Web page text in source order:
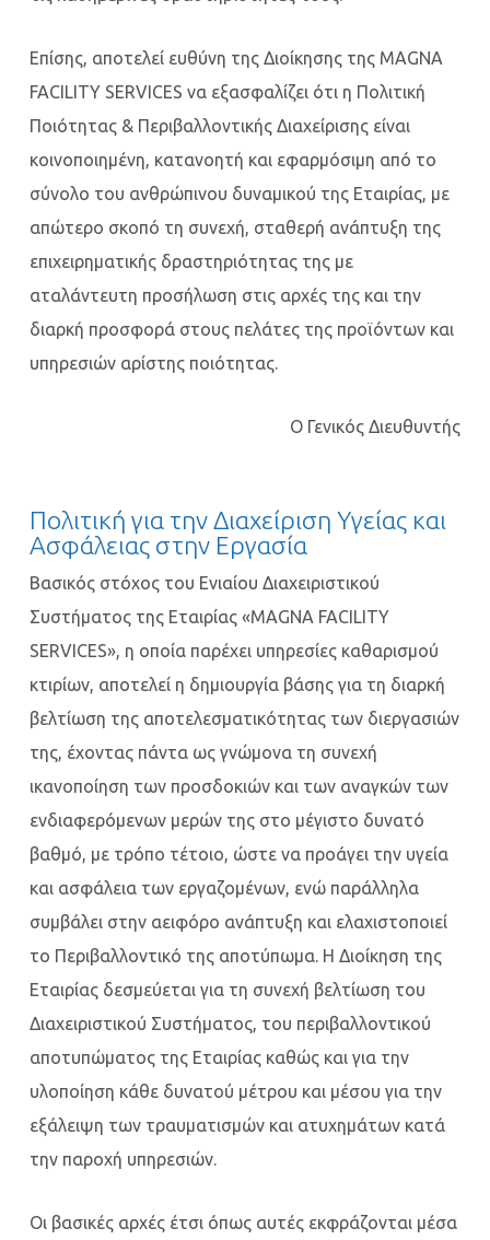
Επίσης, αποτελεί ευθύνη της Διοίκησης της MAGNA
FACILITY SERVICES να εξασφαλίζει ότι η Πολιτική
Ποιότητας & Περιβαλλοντικής Διαχείρισης είναι
κοινοποιημένη, κατανοητή και εφαρμόσιμη από το
σύνολο του ανθρώπινου δυναμικού της Εταιρίας, με
απώτερο σκοπό τη συνεχή, σταθερή ανάπτυξη της
επιχειρηματικής δραστηριότητας της με
αταλάντευτη προσήλωση στις αρχές της και την
διαρκή προσφορά στους πελάτες της προϊόντων και
υπηρεσιών αρίστης ποιότητας.
Ο Γενικός Διευθυντής
Πολιτική για την Διαχείριση Υγείας και
Ασφάλειας στην Εργασία
Βασικός στόχος του Ενιαίου Διαχειριστικού
Συστήματος της Εταιρίας «MAGNA FACILITY
SERVICES», η οποία παρέχει υπηρεσίες καθαρισμού
κτιρίων, αποτελεί η δημιουργία βάσης για τη διαρκή
βελτίωση της αποτελεσματικότητας των διεργασιών
της, έχοντας πάντα ως γνώμονα τη συνεχή
ικανοποίηση των προσδοκιών και των αναγκών των
ενδιαφερόμενων μερών της στο μέγιστο δυνατό
βαθμό, με τρόπο τέτοιο, ώστε να προάγει την υγεία
και ασφάλεια των εργαζομένων, ενώ παράλληλα
συμβάλει στην αειφόρο ανάπτυξη και ελαχιστοποιεί
το Περιβαλλοντικό της αποτύπωμα. Η Διοίκηση της
Εταιρίας δεσμεύεται για τη συνεχή βελτίωση του
Διαχειριστικού Συστήματος, του περιβαλλοντικού
αποτυπώματος της Εταιρίας καθώς και για την
υλοποίηση κάθε δυνατού μέτρου και μέσου για την
εξάλειψη των τραυματισμών και ατυχημάτων κατά
την παροχή υπηρεσιών.
Οι βασικές αρχές έτσι όπως αυτές εκφράζονται μέσα